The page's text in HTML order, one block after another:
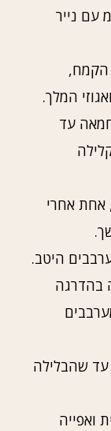
באורך 24 ס"מ עם נייר
הקמח,
המלך.
עד
אחת אחרי
היטב.
בהדרגה
עד שהבלילה
ואפייה